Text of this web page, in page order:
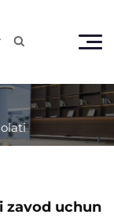

zavod uchun